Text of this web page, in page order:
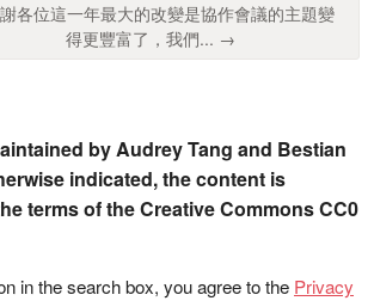
各位這一年最大的改變是協作會議的主題變
得更豐富了，我們... →
by Audrey Tang and Bestian
indicated, the content is
terms of the Creative Commons CC0
in the search box, you agree to the Privacy